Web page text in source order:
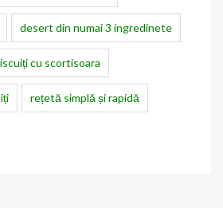
desert din numai 3 ingredinete
cu scortisoara
rețetă simplă și rapidă